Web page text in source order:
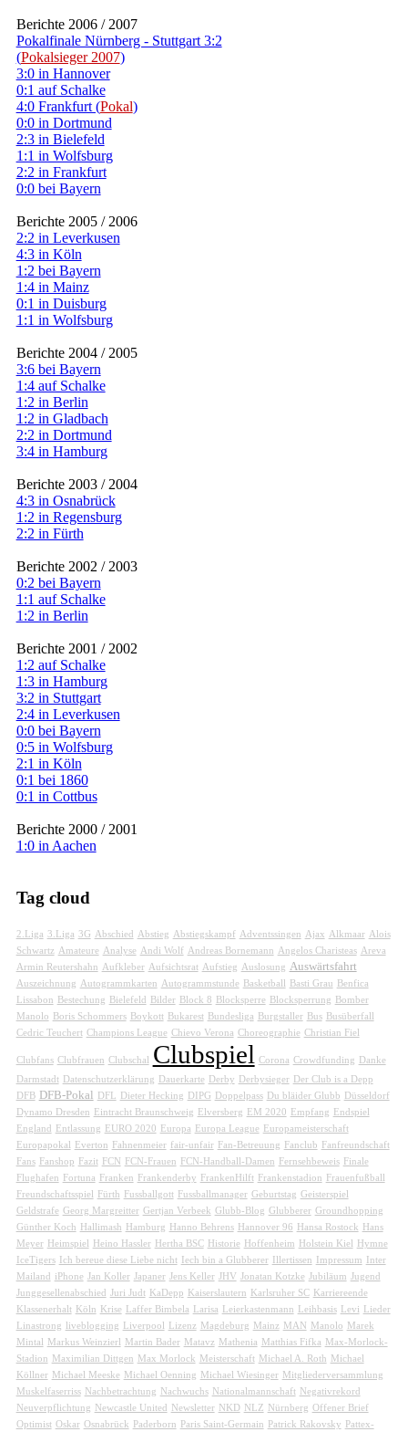
Berichte 2006 / 2007
Pokalfinale Nürnberg - Stuttgart 3:2
(Pokalsieger 2007)
3:0 in Hannover
0:1 auf Schalke
4:0 Frankfurt (Pokal)
0:0 in Dortmund
2:3 in Bielefeld
1:1 in Wolfsburg
2:2 in Frankfurt
0:0 bei Bayern
Berichte 2005 / 2006
2:2 in Leverkusen
4:3 in Köln
1:2 bei Bayern
1:4 in Mainz
0:1 in Duisburg
1:1 in Wolfsburg
Berichte 2004 / 2005
3:6 bei Bayern
1:4 auf Schalke
1:2 in Berlin
1:2 in Gladbach
2:2 in Dortmund
3:4 in Hamburg
Berichte 2003 / 2004
4:3 in Osnabrück
1:2 in Regensburg
2:2 in Fürth
Berichte 2002 / 2003
0:2 bei Bayern
1:1 auf Schalke
1:2 in Berlin
Berichte 2001 / 2002
1:2 auf Schalke
1:3 in Hamburg
3:2 in Stuttgart
2:4 in Leverkusen
0:0 bei Bayern
0:5 in Wolfsburg
2:1 in Köln
0:1 bei 1860
0:1 in Cottbus
Berichte 2000 / 2001
1:0 in Aachen
Tag cloud
2.Liga 3.Liga 3G Abschied Abstieg Abstiegskampf Adventssingen Ajax Alkmaar Alois
Schwartz Amateure Analyse Andi Wolf Andreas Bornemann Angelos Charisteas Areva
Armin Reutershahn Aufkleber Aufsichtsrat Aufstieg Auslosung Auswärtsfahrt
Auszeichnung Autogrammkarten Autogrammstunde Basketball Basti Grau
Benfica
Lissabon
Bestechung Bielefeld Bilder Block 8 Blocksperre Blocksperrung
Bomber
Manolo
Boris Schommers Boykott Bukarest Bundesliga Burgstaller Bus
Busüberfall
Cedric Teuchert Champions League Chievo Verona Choreographie Christian Fiel
Clubfans Clubfrauen Clubschal Clubspiel Corona Crowdfunding
Danke
Darmstadt
Datenschutzerklärung Dauerkarte Derby Derbysieger
Der Club is a Depp
DFB
DFB-Pokal DFL Dieter Hecking DIPG Doppelpass Du bläider Glubb
Düsseldorf
Dynamo Dresden
Eintracht Braunschweig Elversberg EM 2020 Empfang
Endspiel
England
Entlassung EURO 2020 Europa Europa League
Europameisterschaft
Europapokal
Everton Fahnenmeier fair-unfair Fan-Betreuung Fanclub
Fanfreundschaft
Fans
Fanshop Fazit FCN FCN-Frauen FCN-Handball-Damen Fernsehbeweis
Finale
Flughafen
Fortuna Franken Frankenderby FrankenHilft Frankenstadion
Frauenfußball
Freundschaftsspiel
Fürth Fussballgott Fussballmanager Geburtstag Geisterspiel
Geldstrafe Georg Margreitter Gertjan Verbeek Glubb-Blog Glubberer Groundhopping
Günther Koch
Hallimash Hamburg Hanno Behrens Hannover 96 Hansa Rostock
Hans
Meyer
Heimspiel Heino Hassler Hertha BSC Historie Hoffenheim Holstein Kiel
Hymne
IceTigers
Ich bereue diese Liebe nicht Iech bin a Glubberer Illertissen Impressum
Inter
Mailand
iPhone Jan Koller Japaner Jens Keller JHV Jonatan Kotzke Jubiläum Jugend
Junggesellenabschied
Juri Judt KaDepp Kaiserslautern Karlsruher SC
Karriereende
Klassenerhalt
Köln Krise Laffer Bimbela Larisa Leierkastenmann Leihbasis Levi
Lieder
Linastrong
liveblogging Liverpool Lizenz Magdeburg Mainz MAN Manolo
Marek
Mintal
Markus Weinzierl Martin Bader Matavz Mathenia Matthias Fifka
Max-Morlock-
Stadion
Maximilian Dittgen Max Morlock Meisterschaft Michael A. Roth
Michael
Köllner Michael Meeske Michael Oenning Michael Wiesinger Mitgliederversammlung
Muskelfaserriss Nachbetrachtung Nachwuchs Nationalmannschaft Negativrekord
Neuverpflichtung
Newcastle United Newsletter NKD NLZ Nürnberg Offener Brief
Optimist Oskar Osnabrück Paderborn Paris Saint-Germain Patrick Rakovsky Pattex-